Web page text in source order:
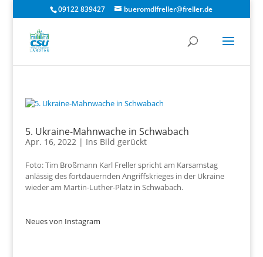
09122 839427 bueromdlfreller@freller.de
5. Ukraine-Mahnwache in Schwabach
Apr. 16, 2022| Ins Bild gerückt
Foto: Tim Broßmann Karl Freller spricht am Karsamstag
anlässig des fortdauernden Angriffskrieges in der Ukraine
wieder am Martin-Luther-Platz in Schwabach.
Neues von Instagram